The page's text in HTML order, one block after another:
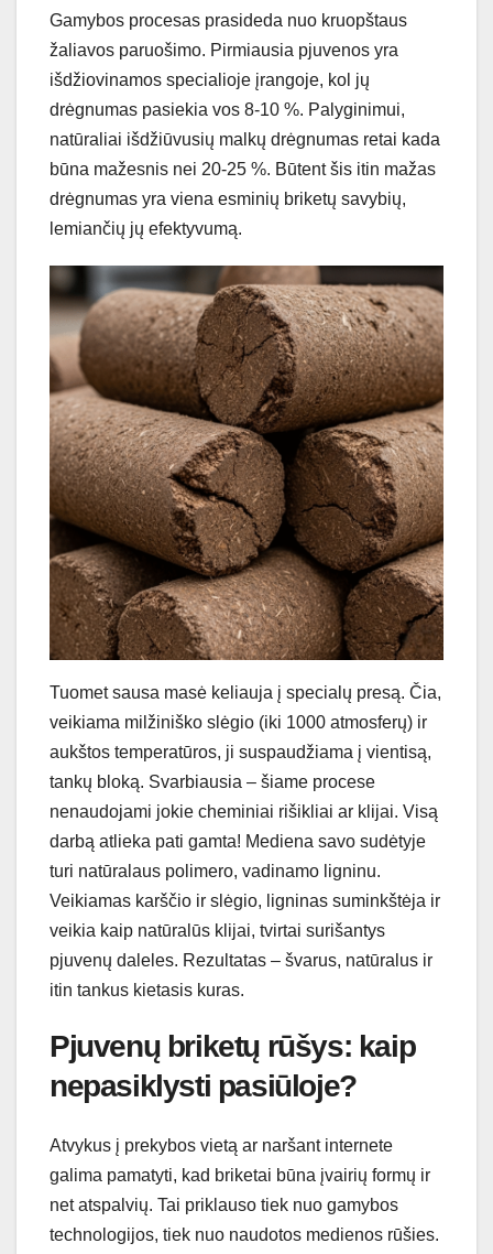
Gamybos procesas prasideda nuo kruopštaus
žaliavos paruošimo. Pirmiausia pjuvenos yra
išdžiovinamos specialioje įrangoje, kol jų
drėgnumas pasiekia vos 8-10 %. Palyginimui,
natūraliai išdžiūvusių malkų drėgnumas retai kada
būna mažesnis nei 20-25 %. Būtent šis itin mažas
drėgnumas yra viena esminių briketų savybių,
lemiančių jų efektyvumą.
Tuomet sausa masė keliauja į specialų presą. Čia,
veikiama milžiniško slėgio (iki 1000 atmosferų) ir
aukštos temperatūros, ji suspaudžiama į vientisą,
tankų bloką. Svarbiausia – šiame procese
nenaudojami jokie cheminiai rišikliai ar klijai. Visą
darbą atlieka pati gamta! Mediena savo sudėtyje
turi natūralaus polimero, vadinamo ligninu.
Veikiamas karščio ir slėgio, ligninas suminkštėja ir
veikia kaip natūralūs klijai, tvirtai surišantys
pjuvenų daleles. Rezultatas – švarus, natūralus ir
itin tankus kietasis kuras.
Pjuvenų briketų rūšys: kaip
nepasiklysti pasiūloje?
Atvykus į prekybos vietą ar naršant internete
galima pamatyti, kad briketai būna įvairių formų ir
net atspalvių. Tai priklauso tiek nuo gamybos
technologijos, tiek nuo naudotos medienos rūšies.